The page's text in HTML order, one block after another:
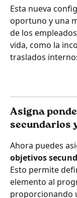
Esta nueva
oportuno y una
de los
vida, como la
traslados
Asigna
secundarios
Ahora puedes
objetivos
Esto permite
elemento al
proporcionando